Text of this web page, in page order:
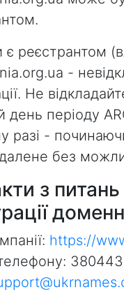
реєстрантом
-
Не
день періоду
разі -
без
з
https://